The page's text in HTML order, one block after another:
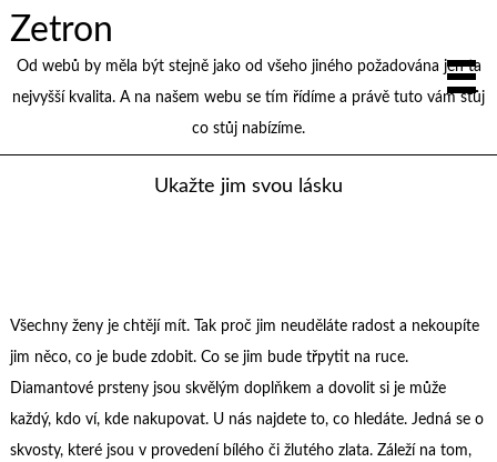
Zetron
Od webů by měla být stejně jako od všeho jiného požadována jen ta
nejvyšší kvalita. A na našem webu se tím řídíme a právě tuto vám stůj
co stůj nabízíme.
Ukažte jim svou lásku
Všechny ženy je chtějí mít. Tak proč jim neuděláte radost a nekoupíte
jim něco, co je bude zdobit. Co se jim bude třpytit na ruce.
Diamantové prstenyjsou skvělým doplňkem a dovolit si je může
každý, kdo ví, kde nakupovat. U nás najdete to, co hledáte. Jedná se o
skvosty, které jsou v provedení bílého či žlutého zlata. Záleží na tom,